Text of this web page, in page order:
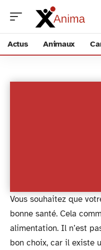
Actus Animaux
Vous souhaitez que
bonne santé. Cela
alimentation. Il n’est
bon choix, car il existe